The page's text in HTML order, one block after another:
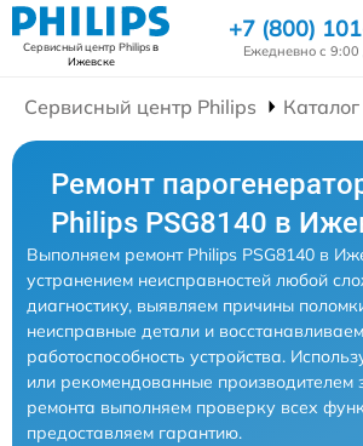
Сервисный центр Philipsв
Ижевске
+7 (800)
Ежедневно с 9:00
Сервисный центр Philips
Ремонт
Philips PSG8140 в
Выполняем ремонт Philips PSG8140 в
устранением неисправностей любой
диагностику, выявляем причины
неисправные детали и восстанавливаем
работоспособность устройства.
или рекомендованные производителем
ремонта выполняем проверку всех
предоставляем гарантию.